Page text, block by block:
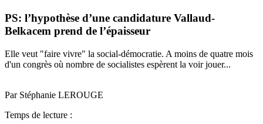
PS: l’hypothèse d’une candidature Vallaud-
Belkacem prend de l’épaisseur
Elle veut "faire vivre" la social-démocratie. A moins de quatre mois
d'un congrès où nombre de socialistes espèrent la voir jouer...
Par Stéphanie LEROUGE
Temps de lecture :